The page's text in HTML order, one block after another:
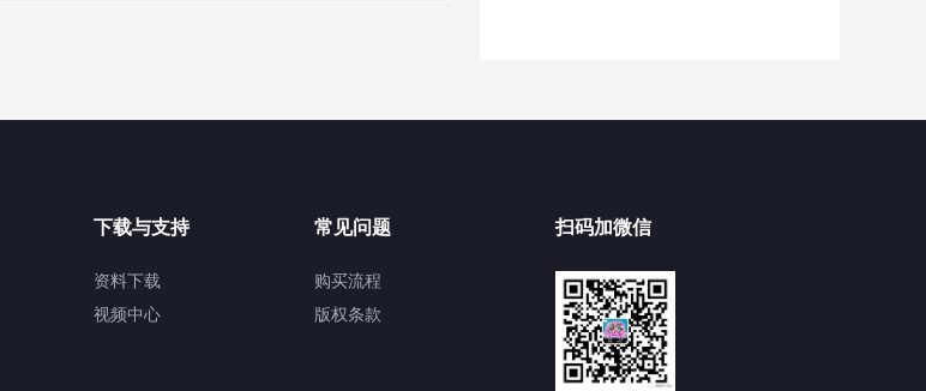
下载与支持
资料下载
视频中心
常见问题
购买流程
版权条款
扫码加微信